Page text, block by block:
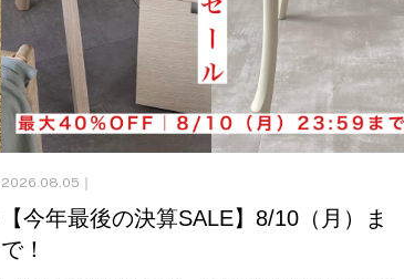
2026.08.05｜
【今年最後の決算SALE】8/10（月）ま
で！